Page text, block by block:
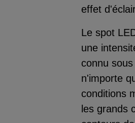
effet
Le spot
une
connu
n'importe
conditions
les grands